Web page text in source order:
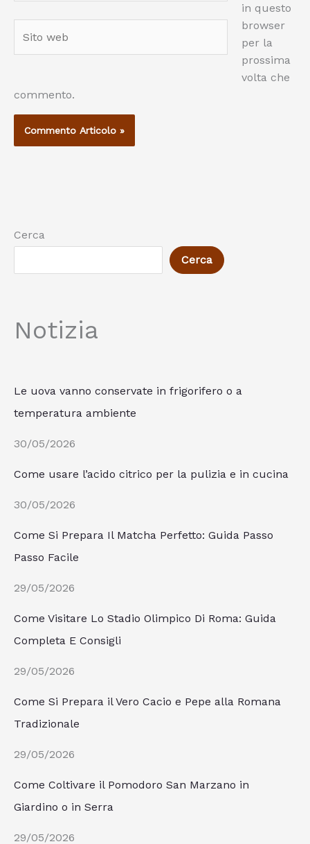
web
in questo
browser
per la
prossima
volta che
commento.
Cerca
Cerca
Notizia
Le uova vanno conservate in frigorifero o a
temperatura ambiente
30/05/2026
Come usare l’acido citrico per la pulizia e in cucina
30/05/2026
Come Si Prepara Il Matcha Perfetto: Guida Passo
Passo Facile
29/05/2026
Come Visitare Lo Stadio Olimpico Di Roma: Guida
Completa E Consigli
29/05/2026
Come Si Prepara il Vero Cacio e Pepe alla Romana
Tradizionale
29/05/2026
Come Coltivare il Pomodoro San Marzano in
Giardino o in Serra
29/05/2026